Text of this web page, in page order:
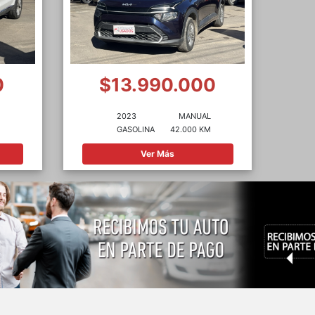
$13.990.000
2023
GASOLINA
MANUAL
42.000 KM
Ver Más